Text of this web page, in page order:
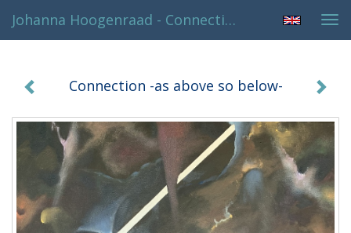
Johanna Hoogenraad - Connection -as Above So Below-
Connection -as above so below-